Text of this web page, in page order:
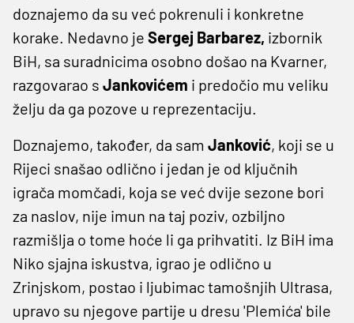
doznajemo da su već pokrenuli i konkretne
korake. Nedavno je Sergej Barbarez, izbornik
BiH, sa suradnicima osobno došao na Kvarner,
razgovarao s Jankovićem i predočio mu veliku
želju da ga pozove u reprezentaciju.
Doznajemo, također, da sam Janković, koji se u
Rijeci snašao odlično i jedan je od ključnih
igrača momčadi, koja se već dvije sezone bori
za naslov, nije imun na taj poziv, ozbiljno
razmišlja o tome hoće li ga prihvatiti. Iz BiH ima
Niko sjajna iskustva, igrao je odlično u
Zrinjskom, postao i ljubimac tamošnjih Ultrasa,
upravo su njegove partije u dresu 'Plemića' bile